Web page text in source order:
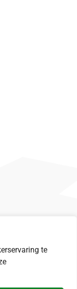
te
opent in nieuw
opent in